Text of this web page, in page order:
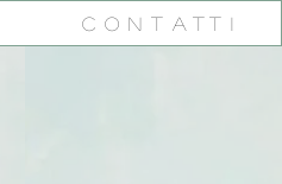
Contatti